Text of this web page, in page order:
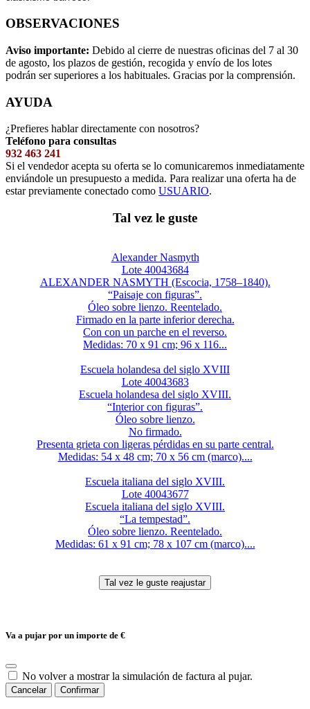
OBSERVACIONES
Aviso importante: Debido al cierre de nuestras oficinas del 7 al 30
de agosto, los plazos de gestión, recogida y envío de los lotes
podrán ser superiores a los habituales. Gracias por la comprensión.
AYUDA
¿Prefieres hablar directamente con nosotros?
Teléfono para consultas
932 463 241
Si el vendedor acepta su oferta se lo comunicaremos inmediatamente
enviándole un presupuesto a medida. Para realizar una oferta ha de
estar previamente conectado como USUARIO.
Tal vez le guste
Alexander Nasmyth
Lote 40043684
ALEXANDER NASMYTH (Escocia, 1758–1840).
“Paisaje con figuras”.
Óleo sobre lienzo. Reentelado.
Firmado en la parte inferior derecha.
Con con un parche en el reverso.
Medidas: 70 x 91 cm; 96 x 116...
Escuela holandesa del siglo XVIII
Lote 40043683
Escuela holandesa del siglo XVIII.
“Interior con figuras”.
Óleo sobre lienzo.
No firmado.
Presenta grieta con ligeras pérdidas en su parte central.
Medidas: 54 x 48 cm; 70 x 56 cm (marco)....
Escuela italiana del siglo XVIII.
Lote 40043677
Escuela italiana del siglo XVIII.
“La tempestad”.
Óleo sobre lienzo. Reentelado.
Medidas: 61 x 91 cm; 78 x 107 cm (marco)....
Va a pujar por un importe de €
No volver a mostrar la simulación de factura al pujar.
Cancelar Confirmar